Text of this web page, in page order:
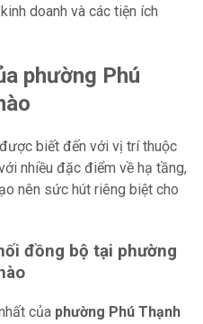
doanh và các tiện ích
phường Phú
biết đến với vị trí thuộc
nhiều đặc điểm về hạ tầng,
nên sức hút riêng biệt cho
đồng bộ tại phường
của phường Phú Thạnh